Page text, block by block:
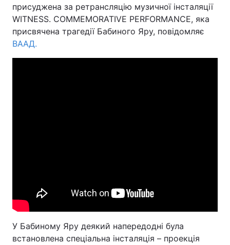
Головна
Україна
Екологія
Лонгріди
присуджена за ретрансляцію музичної інсталяції
WITNESS. COMMEMORATIVE PERFORMANCE, яка
присвячена трагедії Бабиного Яру, повідомляє
ВААД.
У Бабиному Яру деякий напередодні була
встановлена спеціальна інсталяція – проекція